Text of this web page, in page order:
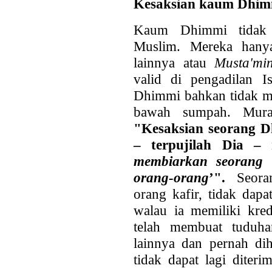
Kesaksian kaum
Kaum Dhimmi tidak
Muslim. Mereka
lainnya atau
valid di pengadilan
Dhimmi bahkan tidak
bawah sumpah.
"Kesaksian seorang
– terpujilah Dia –
membiarkan
orang-orang’".
orang kafir, tidak
walau ia memiliki
telah membuat
lainnya dan pernah
tidak dapat lagi